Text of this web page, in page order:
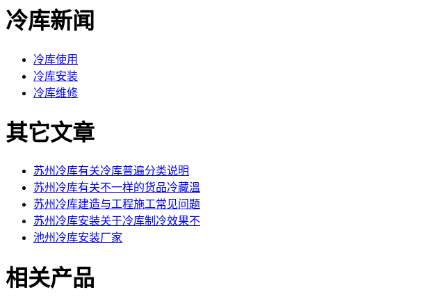
冷库新闻
冷库使用
冷库安装
冷库维修
其它文章
苏州冷库有关冷库普遍分类说明
苏州冷库有关不一样的货品冷藏溫
苏州冷库建造与工程施工常见问题
苏州冷库安装关于冷库制冷效果不
池州冷库安装厂家
相关产品